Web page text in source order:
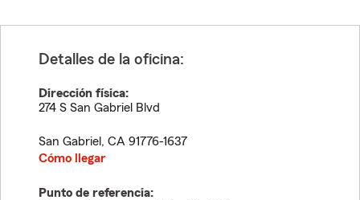
Detalles de la oficina:
Dirección física:
274 S San Gabriel Blvd
San Gabriel , CA 91776-1637
Cómo llegar
Punto de referencia: